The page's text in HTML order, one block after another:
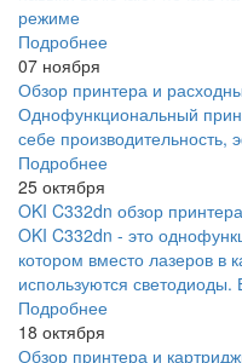
режиме
Подробнее
07 ноября
Обзор принтера и
Однофункциональный
себе производительность,
Подробнее
25 октября
OKI C332dn обзор
OKI C332dn - это
котором вместо лазеров в
используются светодиоды.
Подробнее
18 октября
Обзор принтера и